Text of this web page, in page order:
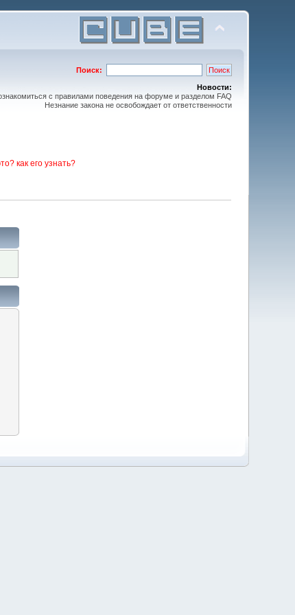
Поиск:
Новости:
с правилами поведения на форуме и разделом FAQ
Незнание закона не освобождает от ответственности
как его узнать?